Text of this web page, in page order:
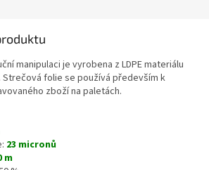
manipulaci je vyrobena z LDPE materiálu
Strečová folie se používá především k
zboží na paletách.
23 micronů
m